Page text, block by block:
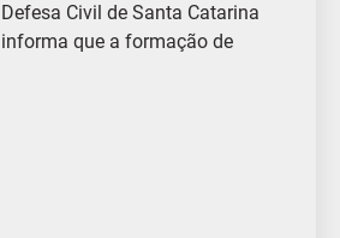
Defesa Civil de Santa Catarina
informa que a formação de